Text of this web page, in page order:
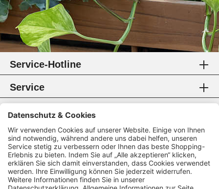
Service-Hotline
Service
Information
Rechtliches
Zahlungsmethoden
Zertifikate